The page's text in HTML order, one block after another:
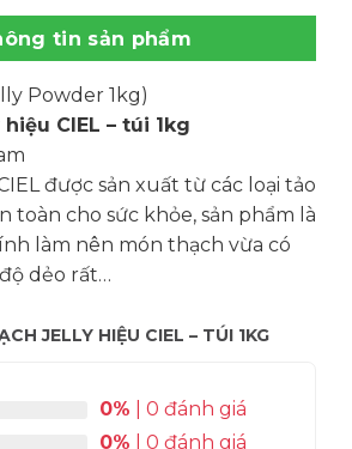
tin sản phẩm
Powder 1kg)
CIEL – túi 1kg
được sản xuất từ các loại tảo
toàn cho sức khỏe, sản phẩm là
làm nên món thạch vừa có
dẻo rất…
JELLY HIỆU CIEL – TÚI 1KG
0% | 0 đánh giá
0% | 0 đánh giá